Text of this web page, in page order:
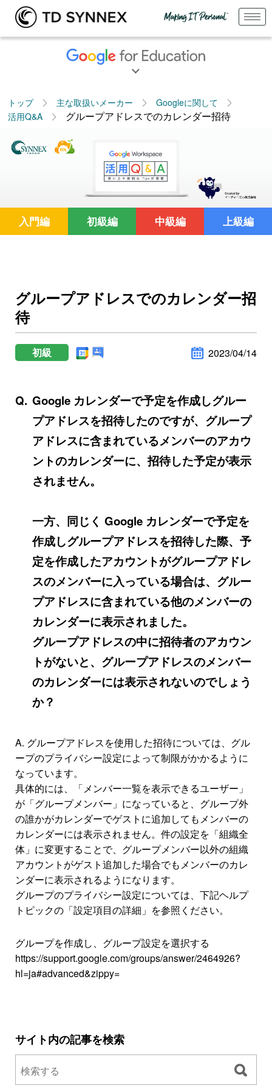
トップ 主な取扱いメーカー
Googleに関して
活用Q&A
グループアドレスでのカレンダー招待
入門編 初級編 中級編 上級編
グループアドレスでのカレンダー招
待
初級 2023/04/14
Google カレンダーで予定を作成しグルー
プアドレスを招待したのですが、グループ
アドレスに含まれているメンバーのアカウ
ントのカレンダーに、招待した予定が表示
されません。
一方、同じく Google カレンダーで予定を
作成しグループアドレスを招待した際、予
定を作成したアカウントがグループアドレ
スのメンバーに入っている場合は、グルー
プアドレスに含まれている他のメンバーの
カレンダーに表示されました。
グループアドレスの中に招待者のアカウン
トがないと、グループアドレスのメンバー
のカレンダーには表示されないのでしょう
か？
A. グループアドレスを使用した招待については、グル
ープのプライバシー設定によって制限がかかるように
なっています。
具体的には、「メンバー一覧を表示できるユーザー」
が「グループメンバー」になっていると、グループ外
の誰かがカレンダーでゲストに追加してもメンバーの
カレンダーには表示されません。件の設定を「組織全
体」に変更することで、グループメンバー以外の組織
アカウントがゲスト追加した場合でもメンバーのカレ
ンダーに表示されるようになります。
グループのプライバシー設定については、下記ヘルプ
トピックの「設定項目の詳細」を参照ください。
グループを作成し、グループ設定を選択する
https://support.google.com/groups/answer/2464926?
hl=ja#advanced&zippy=
サイト内の記事を検索